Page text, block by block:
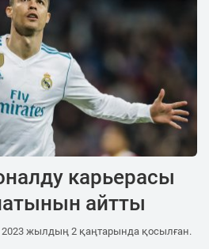
карьерасы
айтты
жылдың 2 қаңтарында қосылған.